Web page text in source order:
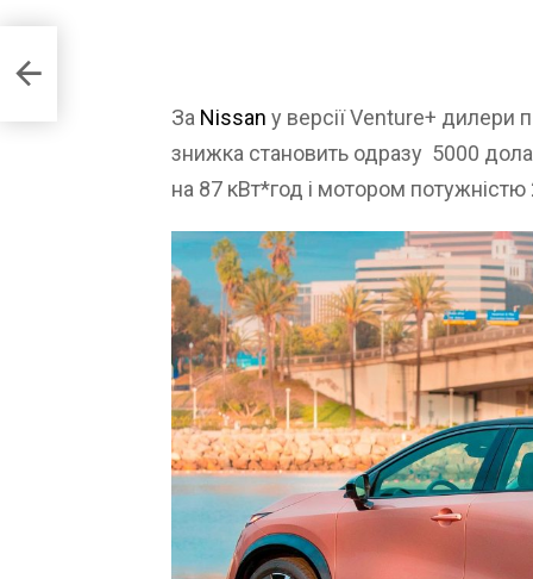
За Nissan у версії Venture+ дилери
знижка становить одразу 5000
на 87 кВт*год і мотором